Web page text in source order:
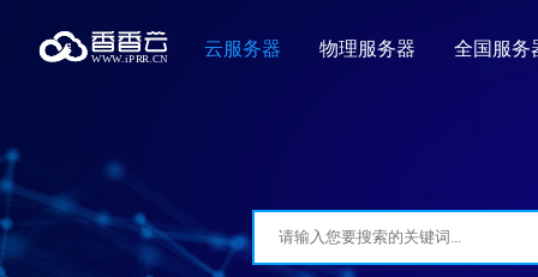
云服务器 物理服务器 全国服务